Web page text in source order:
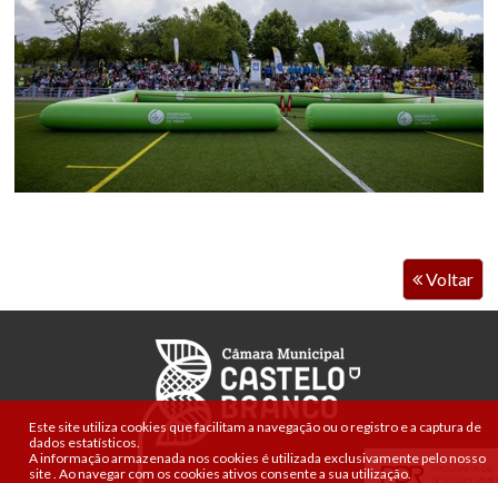
Este site utiliza cookies que facilitam a navegação ou o registro e a captura de
dados estatísticos.
A informação armazenada nos cookies é utilizada exclusivamente pelo nosso
site .Ao navegar com os cookies ativos consente a sua utilização.
Voltar